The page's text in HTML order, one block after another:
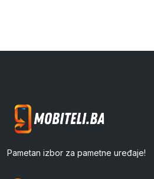
Pametan izbor za pametne uređaje!